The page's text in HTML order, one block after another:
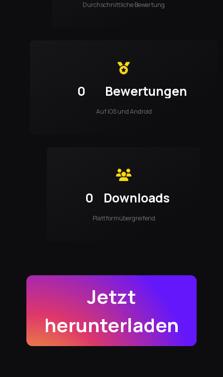
Durchschnittliche Bewertung
0 Bewertungen
Auf iOS und Android
0 Downloads
Plattformübergreifend
Jetzt
herunterladen